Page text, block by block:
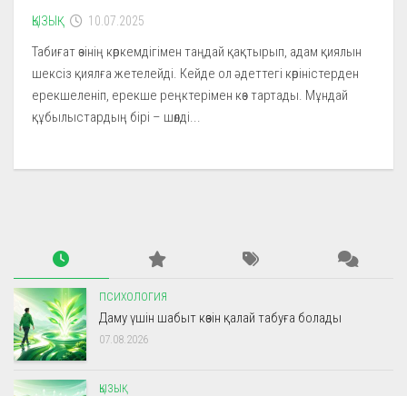
ҚЫЗЫҚ 10.07.2025
Табиғат өзінің көркемдігімен таңдай қақтырып, адам қиялын
шексіз қиялға жетелейді. Кейде ол әдеттегі көріністерден
ерекшеленіп, ерекше реңктерімен көз тартады. Мұндай
құбылыстардың бірі – шөлді...
ПСИХОЛОГИЯ
Даму үшін шабыт көзін қалай табуға болады
07.08.2026
ҚЫЗЫҚ